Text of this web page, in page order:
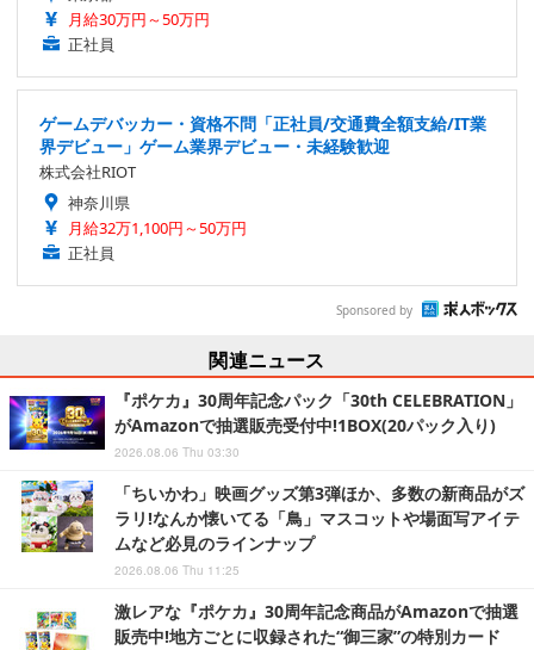
月給30万円～50万円
正社員
ゲームデバッカー・資格不問「正社員/交通費全額支給/IT業
界デビュー」ゲーム業界デビュー・未経験歓迎
株式会社RIOT
神奈川県
月給32万1,100円～50万円
正社員
Sponsored by
関連ニュース
『ポケカ』30周年記念パック「30th CELEBRATION」
がAmazonで抽選販売受付中!1BOX(20パック入り)
2026.08.06 Thu 03:30
「ちいかわ」映画グッズ第3弾ほか、多数の新商品がズ
ラリ!なんか懐いてる「鳥」マスコットや場面写アイテ
ムなど必見のラインナップ
2026.08.06 Thu 11:25
激レアな『ポケカ』30周年記念商品がAmazonで抽選
販売中!地方ごとに収録された“御三家”の特別カード